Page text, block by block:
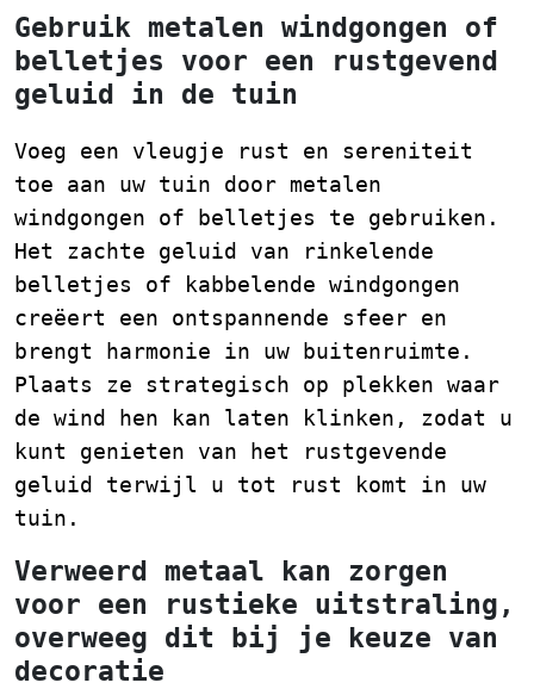
Gebruik metalen windgongen of
belletjes voor een rustgevend
geluid in de tuin
Voeg een vleugje rust en sereniteit
toe aan uw tuin door metalen
windgongen of belletjes te gebruiken.
Het zachte geluid van rinkelende
belletjes of kabbelende windgongen
creëert een ontspannende sfeer en
brengt harmonie in uw buitenruimte.
Plaats ze strategisch op plekken waar
de wind hen kan laten klinken, zodat u
kunt genieten van het rustgevende
geluid terwijl u tot rust komt in uw
tuin.
Verweerd metaal kan zorgen
voor een rustieke uitstraling,
overweeg dit bij je keuze van
decoratie